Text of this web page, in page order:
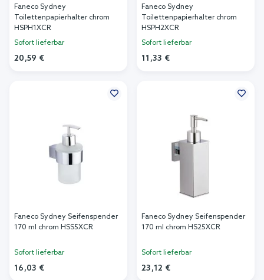
Faneco Sydney
Toilettenpapierhalter chrom
HSPH1XCR
Sofort lieferbar
20,59 €
Faneco Sydney
Toilettenpapierhalter chrom
HSPH2XCR
Sofort lieferbar
11,33 €
Faneco Sydney Seifenspender
170 ml chrom HSS5XCR
Sofort lieferbar
16,03 €
Faneco Sydney Seifenspender
170 ml chrom HS25XCR
Sofort lieferbar
23,12 €